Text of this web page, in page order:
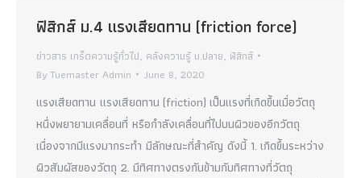
ฟิสิกส์ ม.4 แรงเสียดทาน (friction force)
ข่าวสาร เกร็ดความรู้ทั่วไป, คลังความรู้ ม.ปลาย, ฟิสิกส์
ByTuemaster Admin June 8, 2020
แรงเสียดทาน แรงเสียดทาน (friction) เป็นแรงที่เกิดขึ้นเมื่อวัตถุ
หนึ่งพยายามเคลื่อนที่ หรือกำลังเคลื่อนที่ไปบนผิวของอีกวัตถุ
เนื่องจากมีแรงมากระทำ มีลักษณะที่สำคัญ ดังนี้ 1. เกิดขึ้นระหว่าง
ผิวสัมผัสของวัตถุ 2. มีทิศทางตรงกันข้ามกับทิศทางที่วัตถุ